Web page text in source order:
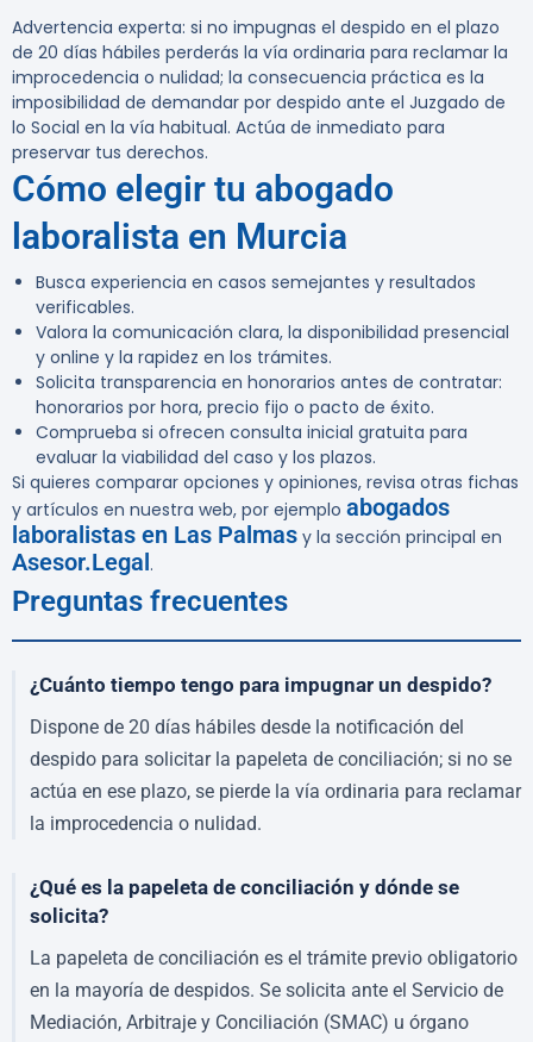
Advertencia experta: si no impugnas el despido en el plazo
de 20 días hábiles perderás la vía ordinaria para reclamar la
improcedencia o nulidad; la consecuencia práctica es la
imposibilidad de demandar por despido ante el Juzgado de
lo Social en la vía habitual. Actúa de inmediato para
preservar tus derechos.
Cómo elegir tu abogado
laboralista en Murcia
Busca experiencia en casos semejantes y resultados
verificables.
Valora la comunicación clara, la disponibilidad presencial
y online y la rapidez en los trámites.
Solicita transparencia en honorarios antes de contratar:
honorarios por hora, precio fijo o pacto de éxito.
Comprueba si ofrecen consulta inicial gratuita para
evaluar la viabilidad del caso y los plazos.
Si quieres comparar opciones y opiniones, revisa otras fichas
y artículos en nuestra web, por ejemplo abogados
laboralistas en Las Palmas y la sección principal en
Asesor.Legal.
Preguntas frecuentes
¿Cuánto tiempo tengo para impugnar un despido?
Dispone de 20 días hábiles desde la notificación del
despido para solicitar la papeleta de conciliación; si no se
actúa en ese plazo, se pierde la vía ordinaria para reclamar
la improcedencia o nulidad.
¿Qué es la papeleta de conciliación y dónde se
solicita?
La papeleta de conciliación es el trámite previo obligatorio
en la mayoría de despidos. Se solicita ante el Servicio de
Mediación, Arbitraje y Conciliación (SMAC) u órgano